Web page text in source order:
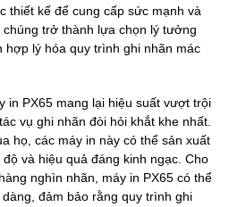
thiết kế để cung cấp sức mạnh và
trở thành lựa chọn lý tưởng
hợp lý hóa quy trình ghi nhãn mác
in PX65 mang lại hiệu suất vượt trội
vụ ghi nhãn đòi hỏi khắt khe nhất.
họ, các máy in này có thể sản xuất
và hiệu quả đáng kinh ngạc. Cho
nghìn nhãn, máy in PX65 có thể
đảm bảo rằng quy trình ghi